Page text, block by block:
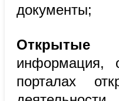
документы;
Открытые
информация,
порталах